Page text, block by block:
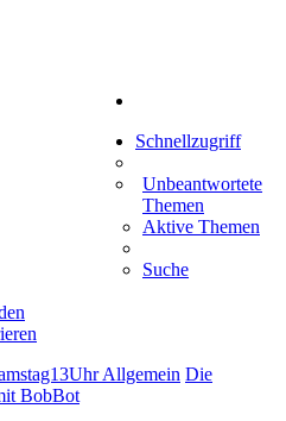
Treffenübersicht
Zitatesammlung
Schiffe versenken
Schnellzugriff
Unbeantwortete
Themen
Aktive Themen
Suche
Allgemein Die
BobBot